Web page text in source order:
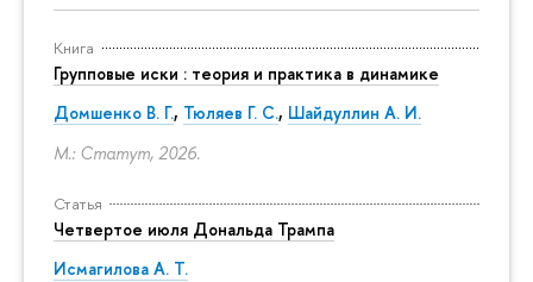
Книга
Групповые иски : теория и практика в динамике
Домшенко В. Г., Тюляев Г. С., Шайдуллин А. И.
М.: Статут, 2026.
Статья
Четвертое июля Дональда Трампа
Исмагилова А. Т.